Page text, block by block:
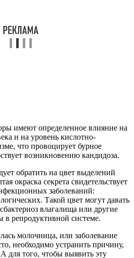
имеют определенное влияние на
и на уровень кислотно-
что провоцирует бурное
возникновению кандидоза.
обратить на цвет выделений
окраска секрета свидетельствует
заболеваний:
Такой цвет могут давать
влагалища или другие
в репродуктивной системе.
молочница, или заболевание
необходимо устранить причину,
для того, чтобы выявить эту